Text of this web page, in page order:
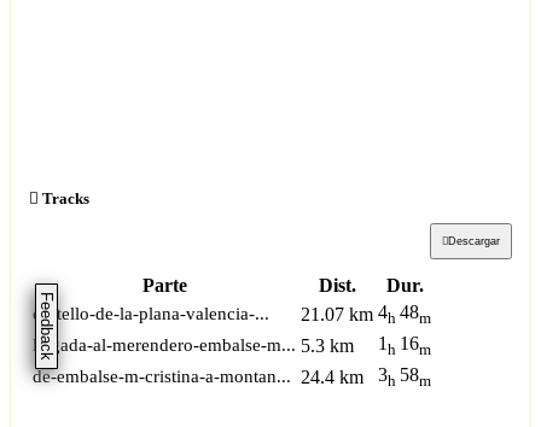
Feedback
Tracks
Descargar
Parte Dist. Dur.
castello-de-la-plana-valencia-... 21.07 km 4h 48m
llegada-al-merendero-embalse-m... 5.3 km 1 h 16m
de-embalse-m-cristina-a-montan... 24.4 km 3h 58m